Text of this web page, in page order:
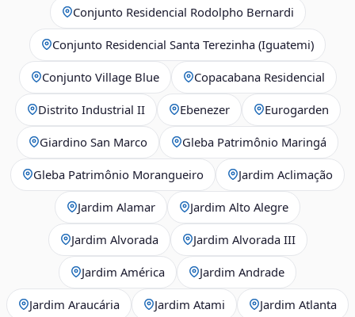
Conjunto Residencial Rodolpho Bernardi
Conjunto Residencial Santa Terezinha (Iguatemi)
Conjunto Village Blue Copacabana Residencial
Distrito Industrial II Ebenezer Eurogarden
Giardino San Marco Gleba Patrimônio Maringá
Gleba Patrimônio Morangueiro Jardim Aclimação
Jardim Alamar Jardim Alto Alegre
Jardim Alvorada Jardim Alvorada III
Jardim América Jardim Andrade
Jardim Araucária Jardim Atami Jardim Atlanta